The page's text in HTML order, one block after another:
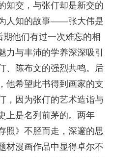
知交，与张仃却是新交的
人知的故事——张大伟是
期他们有过一次难忘的相
力与丰沛的学养深深吸引
、陈布文的强烈共鸣。后
他希望此书得到画家的支
，因为张仃的艺术造诣与
上是名列前茅的。两年
照》不胫而走，深邃的思
材漫画作品中显得卓尔不